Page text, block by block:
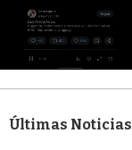
Últimas Noticias